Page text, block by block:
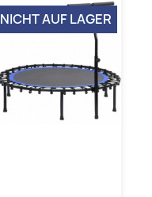
NICHT AUF LAGER